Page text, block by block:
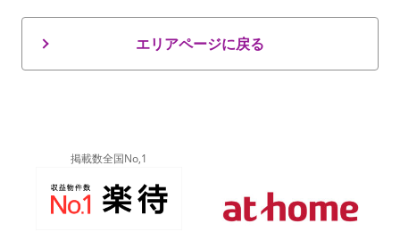
エリアページに戻る
掲載数全国No,1